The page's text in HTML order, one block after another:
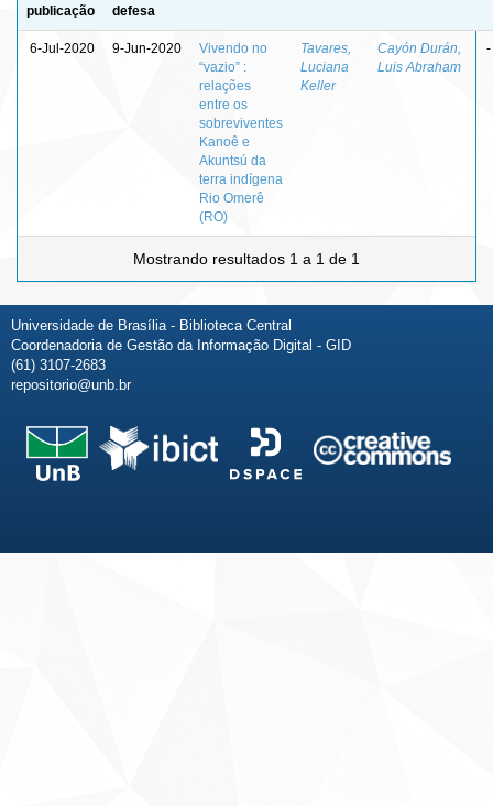
publicação
defesa
6-Jul-2020 9-Jun-2020
Vivendo no
“vazio” :
relações
entre os
sobreviventes
Kanoê e
Akuntsú da
terra indígena
Rio Omerê
(RO)
Tavares,
Luciana
Keller
Cayón Durán,
Luis Abraham
-
Mostrando resultados 1 a 1 de 1
Universidade de Brasília - Biblioteca Central
Coordenadoria de Gestão da Informação Digital - GID
(61) 3107-2683
repositorio@unb.br